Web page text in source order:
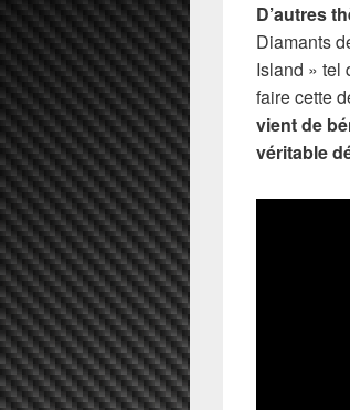
D’autres
Diamants
Island » tel
faire cette
vient de
véritable